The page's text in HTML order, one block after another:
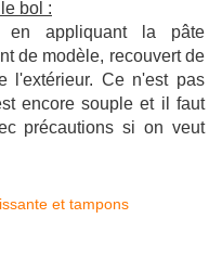
bol :
appliquant la pâte
de modèle, recouvert de
l'extérieur. Ce n'est pas
encore souple et il faut
précautions si on veut